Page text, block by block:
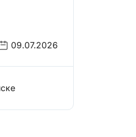
09.07.2026